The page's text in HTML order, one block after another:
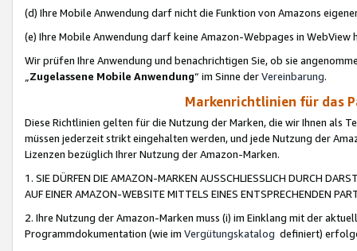
(d) Ihre Mobile Anwendung darf nicht die Funktion von Amazons
(e) Ihre Mobile Anwendung darf keine Amazon-Webpages in WebView
Wir prüfen Ihre Anwendung und benachrichtigen Sie, ob sie
„Zugelassene Mobile Anwendung“ im Sinne derVereinbarung.
Markenrichtlinien für das
Diese Richtlinien gelten für die Nutzung der Marken, die wir Ihnen als
müssen jederzeit strikt eingehalten werden, und jede Nutzung der
Lizenzen bezüglich Ihrer Nutzung der Amazon-Marken.
1. SIE DÜRFEN DIE AMAZON-MARKEN AUSSCHLIESSLICH DURCH
AUF EINER AMAZON-WEBSITE MITTELS EINES ENTSPRECHENDEN
2. Ihre Nutzung der Amazon-Marken muss (i) im Einklang mit der
Programmdokumentation (wie im Vergütungskatalog definiert)